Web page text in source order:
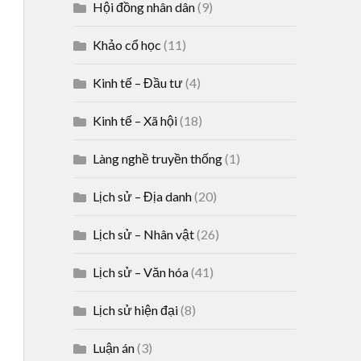
Hội đồng nhân dân(9)
Khảo cổ học (11)
Kinh tế – Đầu tư(4)
Kinh tế – Xã hội(18)
Làng nghề truyền thống(1)
Lịch sử – Địa danh(20)
Lịch sử – Nhân vật(26)
Lịch sử – Văn hóa(41)
Lịch sử hiện đại(8)
Luận án(3)